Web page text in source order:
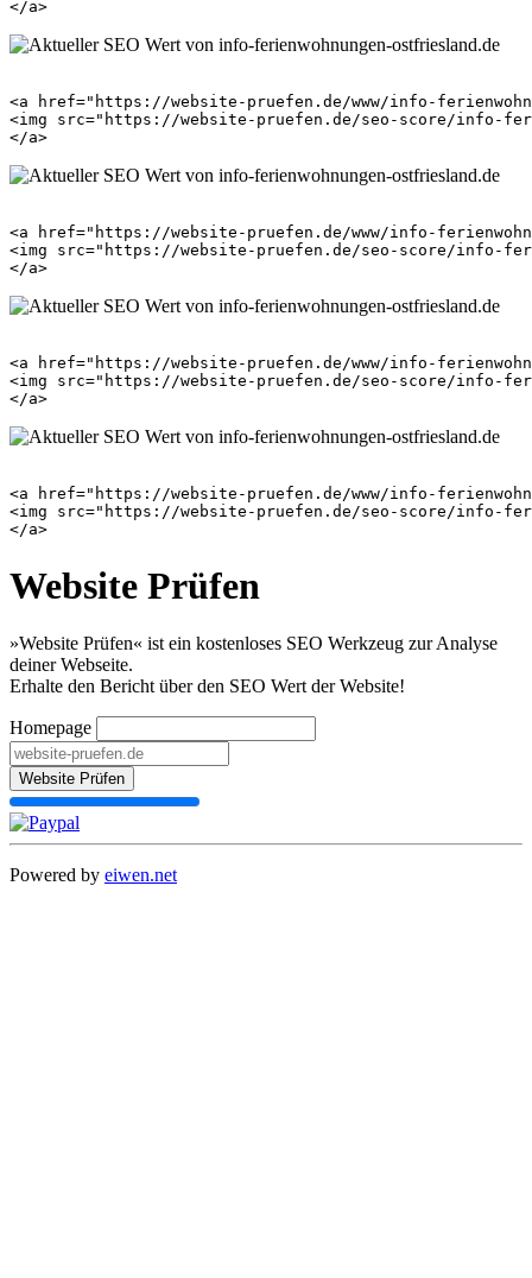
<a href="https://website-pruefen.de/www/info-
<img src="https://website-pruefen.de/seo-score/info-
<a href="https://website-pruefen.de/www/info-
<img src="https://website-pruefen.de/seo-score/info-
<a href="https://website-pruefen.de/www/info-
<img src="https://website-pruefen.de/seo-score/info-
<a href="https://website-pruefen.de/www/info-
<img src="https://website-pruefen.de/seo-score/info-
Website Prüfen
»Website Prüfen« ist ein kostenloses SEO Werkzeug zur Analyse
deiner Webseite.
Erhalte den Bericht über den SEO Wert der Website!
Homepage
Website Prüfen
Powered by eiwen.net